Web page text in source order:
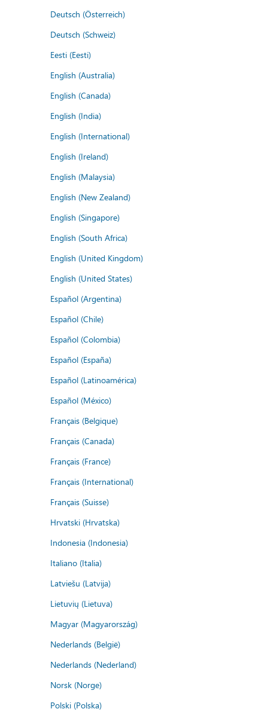
Deutsch (Österreich)
Deutsch (Schweiz)
Eesti (Eesti)
English (Australia)
English (Canada)
English (India)
English (International)
English (Ireland)
English (Malaysia)
English (New Zealand)
English (Singapore)
English (South Africa)
English (United Kingdom)
English (United States)
Español (Argentina)
Español (Chile)
Español (Colombia)
Español (España)
Español (Latinoamérica)
Español (México)
Français (Belgique)
Français (Canada)
Français (France)
Français (International)
Français (Suisse)
Hrvatski (Hrvatska)
Indonesia (Indonesia)
Italiano (Italia)
Latviešu (Latvija)
Lietuvių (Lietuva)
Magyar (Magyarország)
Nederlands (België)
Nederlands (Nederland)
Norsk (Norge)
Polski (Polska)